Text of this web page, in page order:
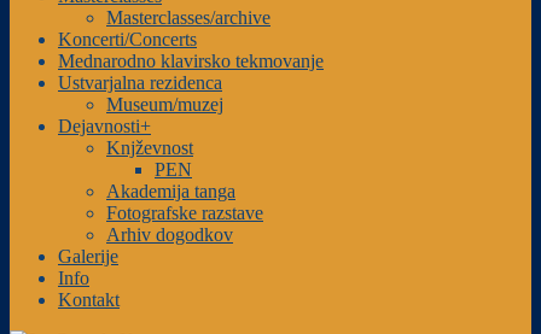
Masterclasses/archive
Koncerti/Concerts
Mednarodno klavirsko tekmovanje
Ustvarjalna rezidenca
Museum/muzej
Dejavnosti+
Knjževnost
PEN
Akademija tanga
Fotografske razstave
Arhiv dogodkov
Galerije
Info
Kontakt